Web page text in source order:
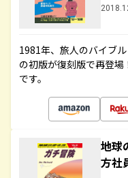
1981年、旅人のバイブ
の初版が復刻版で再登
です。
地球
方社